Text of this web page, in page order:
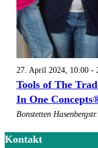
27. April 2024, 10:00-
Tools of The
In One
Bonstetten
Kontakt